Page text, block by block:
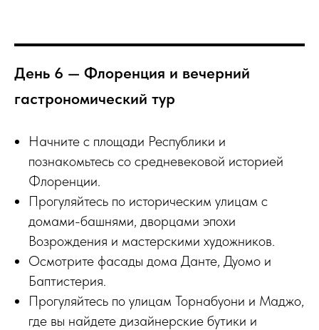
День 6 — Флоренция и вечерний
гастрономический тур
Начните с площади Республики и
познакомьтесь со средневековой историей
Флоренции.
Прогуляйтесь по историческим улицам с
домами-башнями, дворцами эпохи
Возрождения и мастерскими художников.
Осмотрите фасады дома Данте, Дуомо и
Баптистерия.
Прогуляйтесь по улицам Торнабуони и Маджо,
где вы найдете дизайнерские бутики и